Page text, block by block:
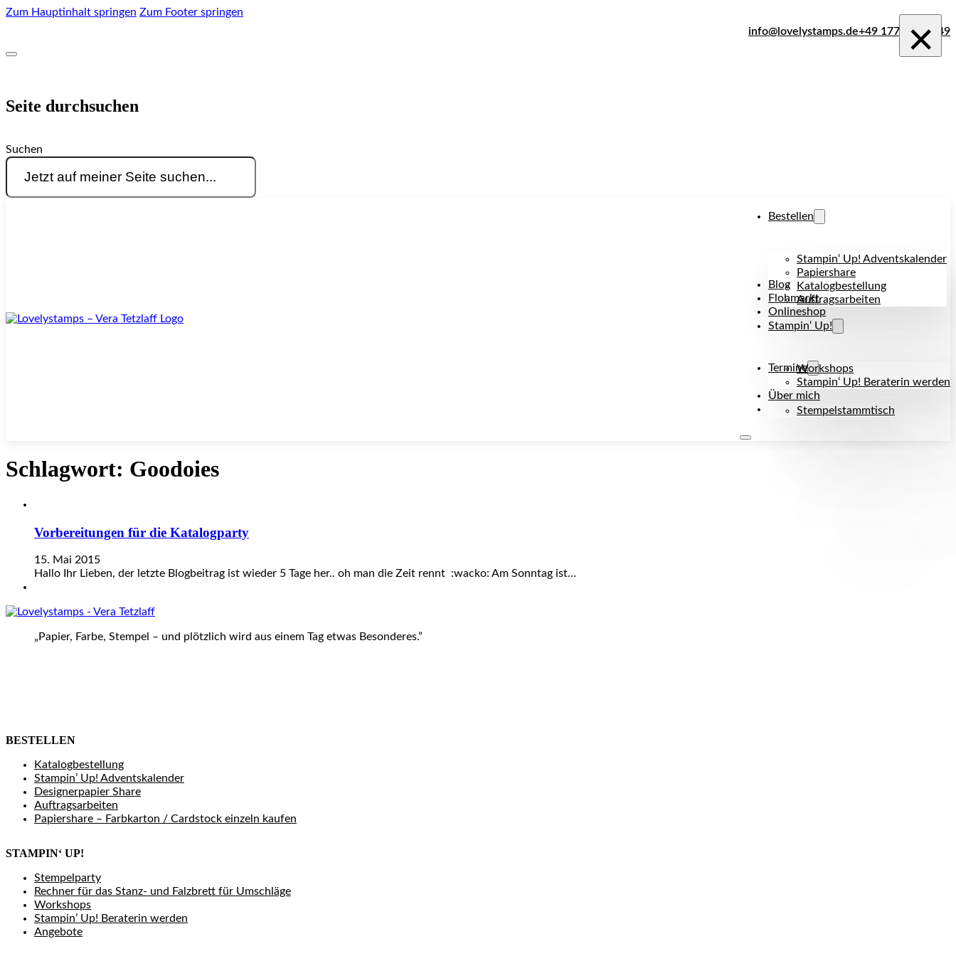
Zum Hauptinhalt springen Zum Footer springen
info@lovelystamps.de+49 177 242 1849
Seite durchsuchen
Suchen
×
Bestellen
Stampin‘ Up! Adventskalender
Papiershare
Katalogbestellung
Auftragsarbeiten
Blog
Flohmarkt
Onlineshop
Stampin‘ Up!
Workshops
Stampin‘ Up! Beraterin werden
Termine
Stempelstammtisch
Über mich
Kontakt
Schlagwort: Goodoies
Vorbereitungen für die Katalogparty
15. Mai 2015
Hallo Ihr Lieben, der letzte Blogbeitrag ist wieder 5 Tage her.. oh man die Zeit rennt :wacko: Am Sonntag ist…
„Papier, Farbe, Stempel – und plötzlich wird aus einem Tag etwas Besonderes.”
BESTELLEN
Katalogbestellung
Stampin’ Up! Adventskalender
Designerpapier Share
Auftragsarbeiten
Papiershare – Farbkarton / Cardstock einzeln kaufen
STAMPIN‘ UP!
Stempelparty
Rechner für das Stanz- und Falzbrett für Umschläge
Workshops
Stampin’ Up! Beraterin werden
Angebote